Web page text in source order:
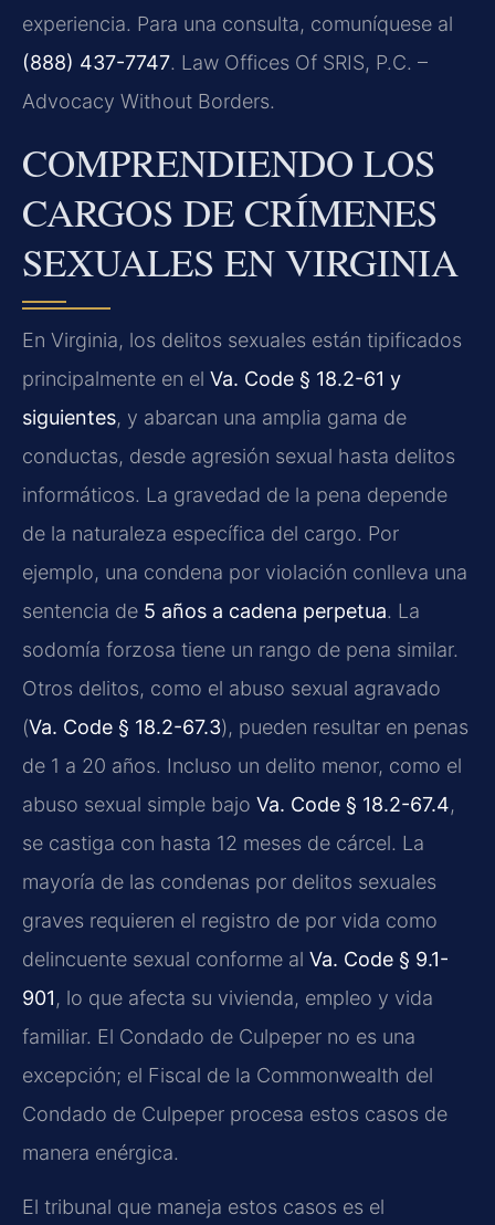
experiencia. Para una consulta, comuníquese al
(888) 437-7747. Law Offices Of SRIS, P.C. –
Advocacy Without Borders.
COMPRENDIENDO LOS
CARGOS DE CRÍMENES
SEXUALES EN VIRGINIA
En Virginia, los delitos sexuales están tipificados
principalmente en el Va. Code § 18.2-61 y
siguientes, y abarcan una amplia gama de
conductas, desde agresión sexual hasta delitos
informáticos. La gravedad de la pena depende
de la naturaleza específica del cargo. Por
ejemplo, una condena por violación conlleva una
sentencia de 5 años a cadena perpetua. La
sodomía forzosa tiene un rango de pena similar.
Otros delitos, como el abuso sexual agravado
(Va. Code § 18.2-67.3), pueden resultar en penas
de 1 a 20 años. Incluso un delito menor, como el
abuso sexual simple bajo Va. Code § 18.2-67.4,
se castiga con hasta 12 meses de cárcel. La
mayoría de las condenas por delitos sexuales
graves requieren el registro de por vida como
delincuente sexual conforme al Va. Code § 9.1-
901, lo que afecta su vivienda, empleo y vida
familiar. El Condado de Culpeper no es una
excepción; el Fiscal de la Commonwealth del
Condado de Culpeper procesa estos casos de
manera enérgica.
El tribunal que maneja estos casos es el